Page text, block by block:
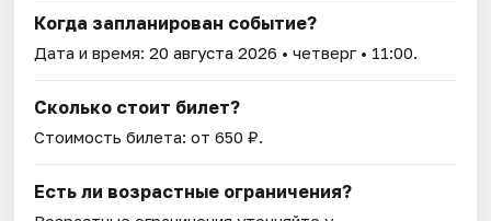
Когда запланирован событие?
Дата и время:20 августа 2026 • четверг • 11:00.
Сколько стоит билет?
Стоимость билета: от 650 ₽.
Есть ли возрастные ограничения?